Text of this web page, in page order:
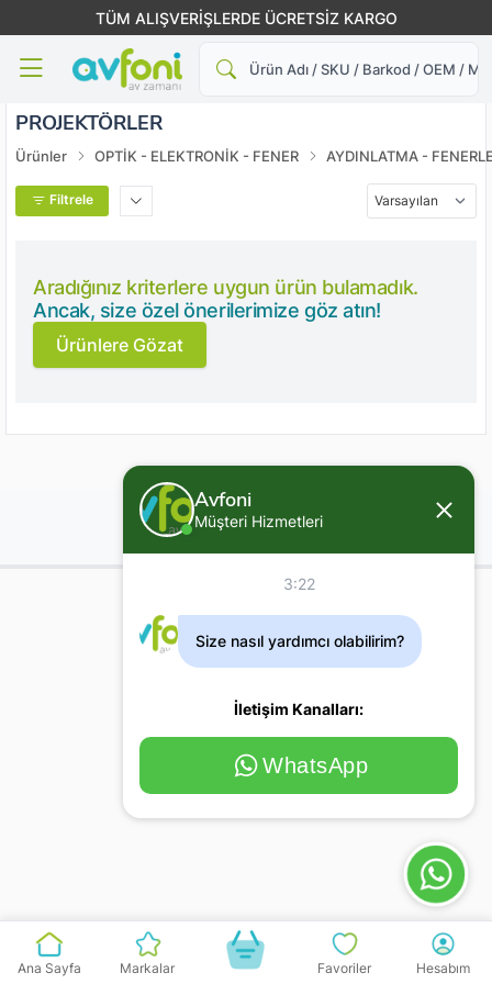
TÜM ALIŞVERİŞLERDE ÜCRETSİZ KARGO
Ara
PROJEKTÖRLER
Ürünler OPTİK - ELEKTRONİK - FENER AYDINLATMA -
Filtrele
Aradığınız kriterlere uygun ürün bulamadık.
Ancak, size özel önerilerimize göz atın!
Ürünlere Gözat
Ana Sayfa Markalar Favoriler Hesabım
Avfoni
Müşteri Hizmetleri
3:22
Size nasıl yardımcı olabilirim?
İletişim Kanalları:
WhatsApp